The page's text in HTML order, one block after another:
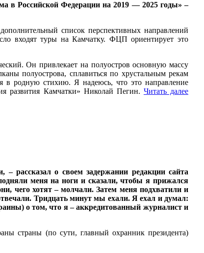
в Российской Федерации на 2019 — 2025 годы» –
список перспективных направлений
входят туры на Камчатку. ФЦП ориентирует это
Он привлекает на полуостров основную массу
полуострова, сплавиться по хрустальным рекам
в родную стихию. Я надеюсь, что это направление
развития Камчатки» Николай Пегин. Читать далее
рассказал о своем задержании редакции сайта
меня на ноги и сказали, чтобы я прижался
чего хотят – молчали. Затем меня подхватили и
Тридцать минут мы ехали. Я ехал и думал:
о том, что я – аккредитованный журналист и
страны (по сути, главный охранник президента)